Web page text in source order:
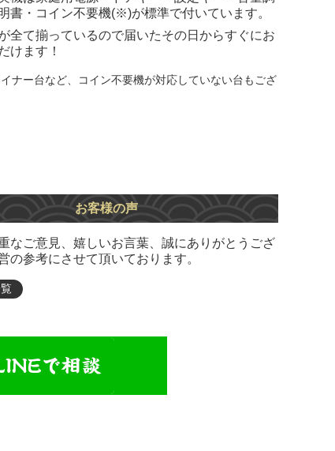
書・コイン不要機(※)が標準で付いています。
全て揃っているので届いたその日からすぐにお
けます！
ナー台など、コイン不要機が対応していない台もござ
お客様の声
なご意見、嬉しいお言葉、誠にありがとうござ
の参考にさせて頂いております。